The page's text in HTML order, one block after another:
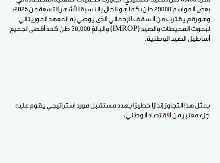
بعض المواسم 29000 طن؛ كما هو الحال بالنسبة للأشهر التسعة من 2025،
وهو رقم يقترب من السقف الإجمالي الذي يوصي به المعهد الموريتاني
لبحوث المحيطات والصيد (IMROP) والبالغ 30,000 طن كحد أقصى لجميع
أساطيل الصيد الوطنية.
يمثل هذا التجاوز إنذارًا خطيرًا يهدد مستقبل مورد استراتيجي يقوم عليه
جزء معتبر من الاقتصاد الوطني.